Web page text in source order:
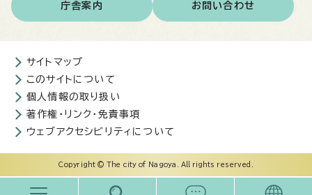
庁舎案内 お問い合わせ
サイトマップ
このサイトについて
個人情報の取り扱い
著作権・リンク・免責事項
ウェブアクセシビリティについて
Copyright © The city of Nagoya. All rights reserved.